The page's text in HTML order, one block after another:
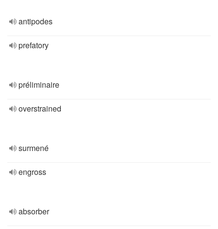
antipodes
prefatory
préliminaire
overstrained
surmené
engross
absorber